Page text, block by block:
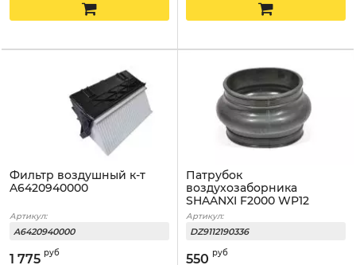
Фильтр воздушный к-т
A6420940000
Артикул:
A6420940000
1 775 руб
Патрубок
воздухозаборника
SHAANXI F2000 WP12
Артикул:
DZ9112190336
550 руб